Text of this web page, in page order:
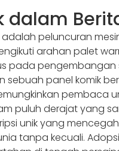
dalam
peluncuran
arahan palet
pada
panel komik
pembaca
puluh derajat yang
unik yang
tanpa kecuali.